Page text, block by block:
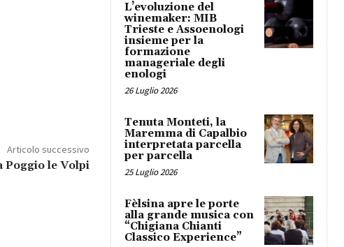
Articolo successivo
Poggio le Volpi
L’evoluzione del
winemaker: MIB
Trieste e Assoenologi
insieme per la
formazione
manageriale degli
enologi
26 Luglio 2026
Tenuta Monteti, la
Maremma di Capalbio
interpretata parcella
per parcella
25 Luglio 2026
Fèlsina apre le porte
alla grande musica con
“Chigiana Chianti
Classico Experience”